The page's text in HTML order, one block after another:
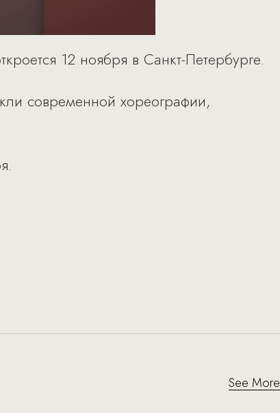
12 ноября в Санкт-Петербурге.
современной хореографии,
See More